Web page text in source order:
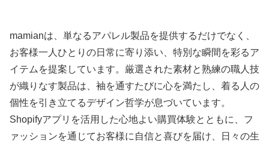
mamianは、単なるアパレル製品を提供するだけでなく、
お客様一人ひとりの日常に寄り添い、特別な瞬間を彩るア
イテムを提案しています。厳選された素材と熟練の職人技
が織りなす製品は、袖を通すたびに心を満たし、着る人の
個性を引き立てるデザイン哲学が息づいています。
Shopifyアプリを活用した心地よい購買体験とともに、フ
ァッションを通じてお客様に自信と喜びを届け、日々の生